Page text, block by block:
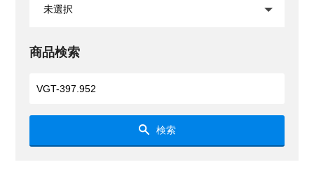
商品検索
検索